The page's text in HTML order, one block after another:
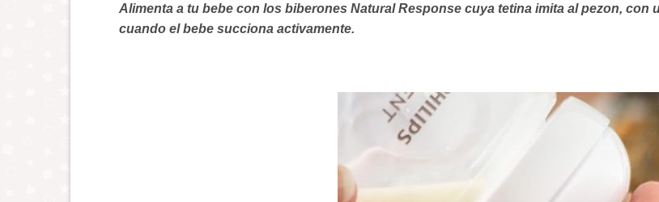
Alimenta a tu bebe con los biberones Natural Response cuya tetina imita al pezon,
cuando el bebe succiona activamente.